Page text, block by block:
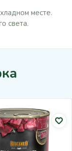
месте.
света.